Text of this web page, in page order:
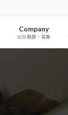
Company
会社概要・募集